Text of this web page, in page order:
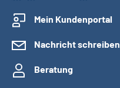
Mein Kundenportal
Nachricht schreiben
Beratung